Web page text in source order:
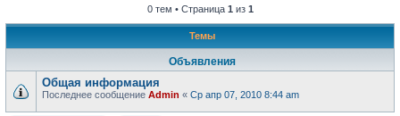
0 тем • Страница 1 из 1
Темы
Объявления
Общая информация
Последнее сообщение Admin « Ср апр 07, 2010 8:44 am